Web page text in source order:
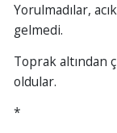
Yorulmadılar,
gelmedi.
Toprak altından
oldular.
*